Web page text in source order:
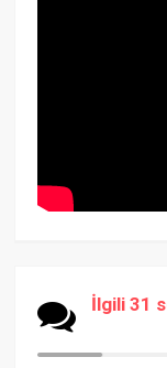
İlgili 31